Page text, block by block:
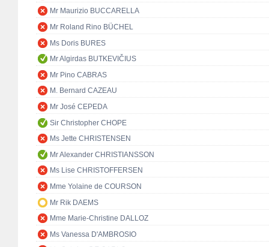
Mr Maurizio BUCCARELLA
Mr Roland Rino BÜCHEL
Ms Doris BURES
Mr Algirdas BUTKEVIČIUS
Mr Pino CABRAS
M. Bernard CAZEAU
Mr José CEPEDA
Sir Christopher CHOPE
Ms Jette CHRISTENSEN
Mr Alexander CHRISTIANSSON
Ms Lise CHRISTOFFERSEN
Mme Yolaine de COURSON
Mr Rik DAEMS
Mme Marie-Christine DALLOZ
Ms Vanessa D'AMBROSIO